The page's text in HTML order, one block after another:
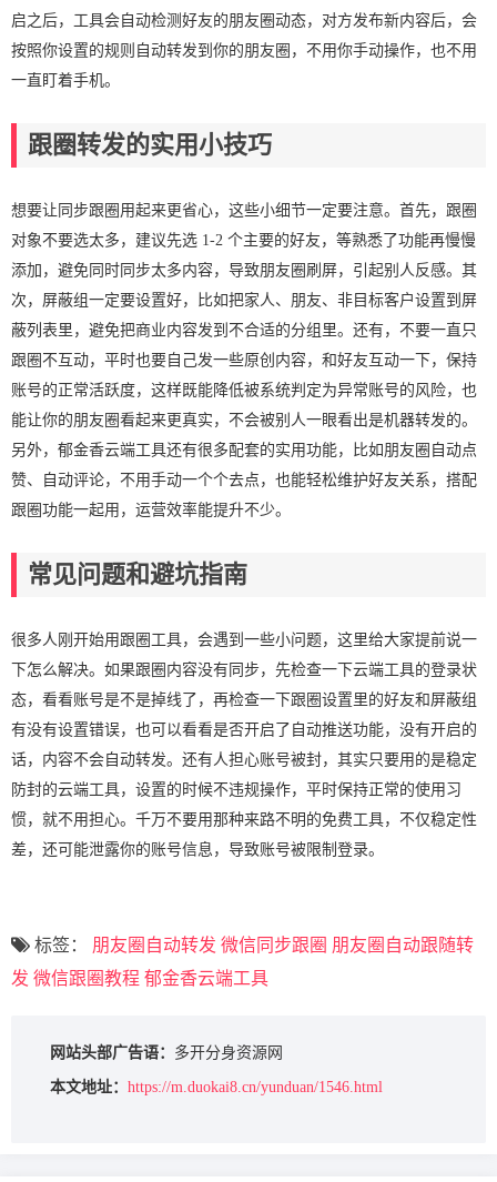
启之后，工具会自动检测好友的朋友圈动态，对方发布新内容后，会
按照你设置的规则自动转发到你的朋友圈，不用你手动操作，也不用
一直盯着手机。
跟圈转发的实用小技巧
想要让同步跟圈用起来更省心，这些小细节一定要注意。首先，跟圈
对象不要选太多，建议先选 1-2 个主要的好友，等熟悉了功能再慢慢
添加，避免同时同步太多内容，导致朋友圈刷屏，引起别人反感。其
次，屏蔽组一定要设置好，比如把家人、朋友、非目标客户设置到屏
蔽列表里，避免把商业内容发到不合适的分组里。还有，不要一直只
跟圈不互动，平时也要自己发一些原创内容，和好友互动一下，保持
账号的正常活跃度，这样既能降低被系统判定为异常账号的风险，也
能让你的朋友圈看起来更真实，不会被别人一眼看出是机器转发的。
另外，郁金香云端工具还有很多配套的实用功能，比如朋友圈自动点
赞、自动评论，不用手动一个个去点，也能轻松维护好友关系，搭配
跟圈功能一起用，运营效率能提升不少。
常见问题和避坑指南
很多人刚开始用跟圈工具，会遇到一些小问题，这里给大家提前说一
下怎么解决。如果跟圈内容没有同步，先检查一下云端工具的登录状
态，看看账号是不是掉线了，再检查一下跟圈设置里的好友和屏蔽组
有没有设置错误，也可以看看是否开启了自动推送功能，没有开启的
话，内容不会自动转发。还有人担心账号被封，其实只要用的是稳定
防封的云端工具，设置的时候不违规操作，平时保持正常的使用习
惯，就不用担心。千万不要用那种来路不明的免费工具，不仅稳定性
差，还可能泄露你的账号信息，导致账号被限制登录。
标签： 朋友圈自动转发 微信同步跟圈 朋友圈自动跟随转
发 微信跟圈教程 郁金香云端工具
网站头部广告语： 多开分身资源网
本文地址： https://m.duokai8.cn/yunduan/1546.html